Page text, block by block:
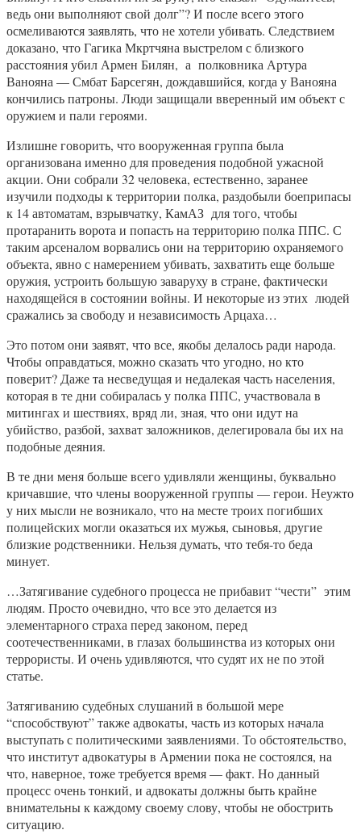
ведь они выполняют свой долг”? И после всего этого
осмеливаются заявлять, что не хотели убивать. Следствием
доказано, что Гагика Мкртчяна выстрелом с близкого
расстояния убил Армен Билян, а полковника Артура
Ванояна — Смбат Барсегян, дождавшийся, когда у Ванояна
кончились патроны. Люди защищали вверенный им объект с
оружием и пали героями.
Излишне говорить, что вооруженная группа была
организована именно для проведения подобной ужасной
акции. Они собрали 32 человека, естественно, заранее
изучили подходы к территории полка, раздобыли боеприпасы
к 14 автоматам, взрывчатку, КамАЗ для того, чтобы
протаранить ворота и попасть на территорию полка ППС. С
таким арсеналом ворвались они на территорию охраняемого
объекта, явно с намерением убивать, захватить еще больше
оружия, устроить большую заваруху в стране, фактически
находящейся в состоянии войны. И некоторые из этих людей
сражались за свободу и независимость Арцаха…
Это потом они заявят, что все, якобы делалось ради народа.
Чтобы оправдаться, можно сказать что угодно, но кто
поверит? Даже та несведущая и недалекая часть населения,
которая в те дни собиралась у полка ППС, участвовала в
митингах и шествиях, вряд ли, зная, что они идут на
убийство, разбой, захват заложников, делегировала бы их на
подобные деяния.
В те дни меня больше всего удивляли женщины, буквально
кричавшие, что члены вооруженной группы — герои. Неужто
у них мысли не возникало, что на месте троих погибших
полицейских могли оказаться их мужья, сыновья, другие
близкие родственники. Нельзя думать, что тебя-то беда
минует.
…Затягивание судебного процесса не прибавит “чести” этим
людям. Просто очевидно, что все это делается из
элементарного страха перед законом, перед
соотечественниками, в глазах большинства из которых они
террористы. И очень удивляются, что судят их не по этой
статье.
Затягиванию судебных слушаний в большой мере
“способствуют” также адвокаты, часть из которых начала
выступать с политическими заявлениями. То обстоятельство,
что институт адвокатуры в Армении пока не состоялся, на
что, наверное, тоже требуется время — факт. Но данный
процесс очень тонкий, и адвокаты должны быть крайне
внимательны к каждому своему слову, чтобы не обострить
ситуацию.